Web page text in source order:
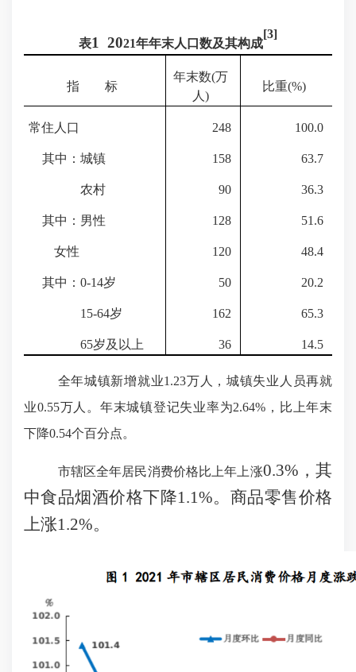
表1 2021年年末人口数及其构成
[3]
指 标
年末数(万
人)
比重(%)
常住人口 248 100.0
其中：城镇 158 63.7
农村 90 36.3
其中：男性 128 51.6
女性 120 48.4
其中：0-14岁 50 20.2
15-64岁 162 65.3
65岁及以上 36 14.5
全年城镇新增就业1.23万人，城镇失业人员再就
业0.55万人。年末城镇登记失业率为2.64%，比上年末
下降0.54个百分点。
市辖区全年居民消费价格比上年上涨0.3%，其
中食品烟酒价格下降1.1%。商品零售价格
上涨1.2%。